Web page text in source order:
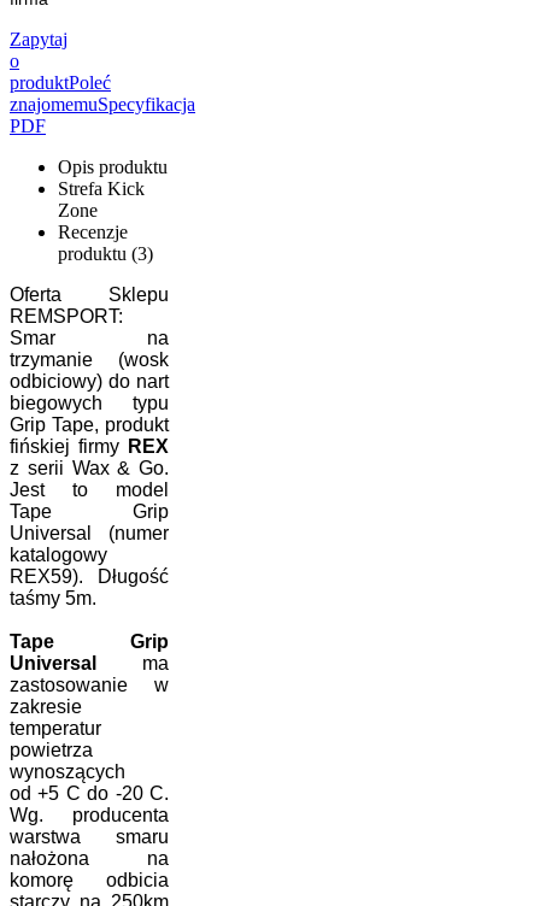
Zapytaj
o
produktPoleć
znajomemuSpecyfikacja
PDF
Opis produktu
Strefa Kick
Zone
Recenzje
produktu (3)
Oferta Sklepu
REMSPORT:
Smar na
trzymanie (wosk
odbiciowy) do nart
biegowych typu
Grip Tape, produkt
fińskiej firmy REX
z serii Wax & Go.
Jest to model
Tape Grip
Universal (numer
katalogowy
REX59). Długość
taśmy 5m.
Tape Grip
Universal
ma
zastosowanie w
zakresie
temperatur
powietrza
wynoszących
od +5 C do -20 C.
Wg. producenta
warstwa smaru
nałożona na
komorę odbicia
starczy na 250km